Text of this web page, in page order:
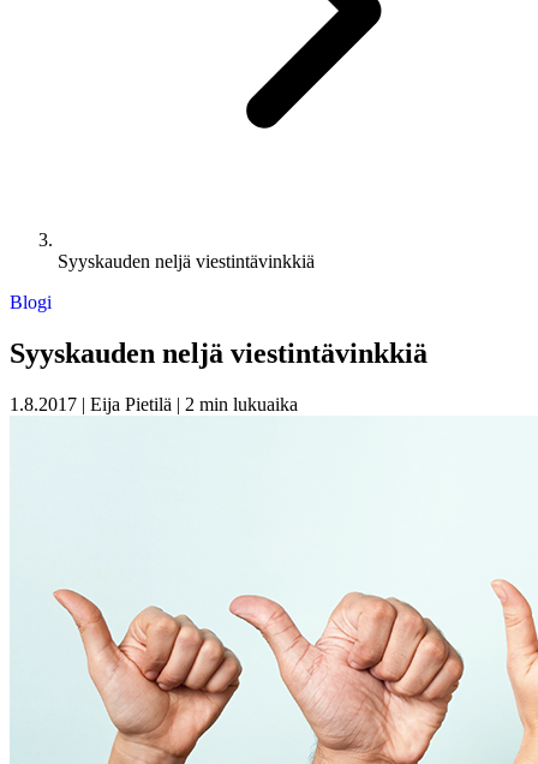
Syyskauden neljä viestintävinkkiä
Blogi
Syyskauden neljä viestintävinkkiä
1.8.2017 | Eija Pietilä | 2 min lukuaika